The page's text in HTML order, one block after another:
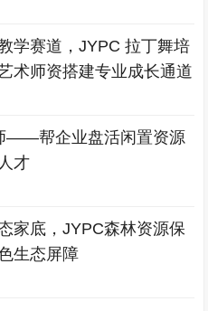
学赛道，JYPC 拉丁舞培
术师资搭建专业成长通道
——帮企业盘活闲置资源
才
家底，JYPC森林资源保
生态屏障